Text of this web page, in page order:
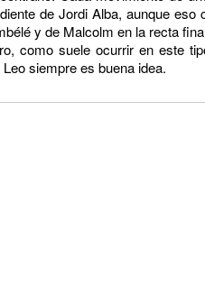
de Jordi Alba, aunque
y de Malcolm en la recta
como suele ocurrir en este
siempre es buena idea.